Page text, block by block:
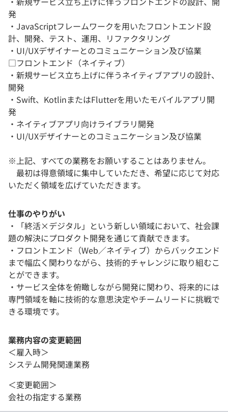
発
・JavaScriptフレームワークを用いたフロントエンド設
計、開発、テスト、運用、リファクタリング
・UI/UXデザイナーとのコミュニケーション及び協業
□フロントエンド（ネイティブ）
・新規サービス立ち上げに伴うネイティブアプリの設計、
開発
・Swift、KotlinまたはFlutterを用いたモバイルアプリ開
発
・ネイティブアプリ向けライブラリ開発
・UI/UXデザイナーとのコミュニケーション及び協業
※上記、すべての業務をお願いすることはありません。
最初は得意領域に集中していただき、希望に応じて対応
いただく領域を広げていただきます。
仕事のやりがい
・「終活×デジタル」という新しい領域において、社会課
題の解決にプロダクト開発を通じて貢献できます。
・フロントエンド（Web／ネイティブ）からバックエンド
まで幅広く関わりながら、技術的チャレンジに取り組むこ
とができます。
・サービス全体を俯瞰しながら開発に関わり、将来的には
専門領域を軸に技術的な意思決定やチームリードに挑戦で
きる環境です。
業務内容の変更範囲
＜雇入時＞
システム開発関連業務
＜変更範囲＞
会社の指定する業務